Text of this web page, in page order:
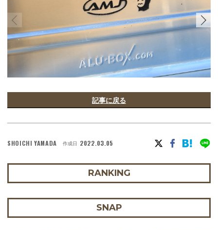
記事に戻る
SHOICHI YAMADA 作成日 2022.03.05
RANKING
SNAP